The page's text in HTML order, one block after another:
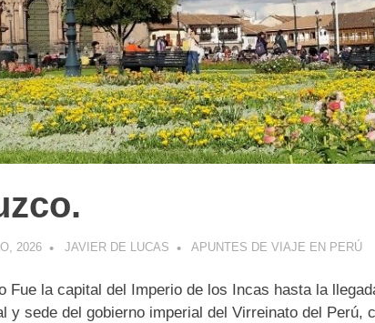
2026 JAVIER DE LUCAS APUNTES DE VIAJE EN PERÚ
Fue la capital del Imperio de los Incas hasta la
y sede del gobierno imperial del Virreinato del Perú,